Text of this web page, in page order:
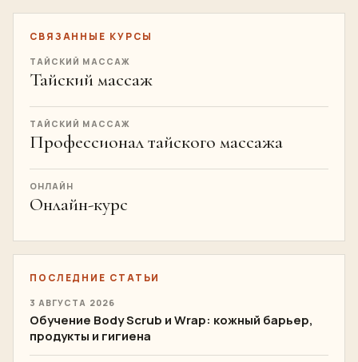
СВЯЗАННЫЕ КУРСЫ
ТАЙСКИЙ МАССАЖ
Тайский массаж
ТАЙСКИЙ МАССАЖ
Профессионал тайского массажа
ОНЛАЙН
Онлайн-курс
ПОСЛЕДНИЕ СТАТЬИ
3 АВГУСТА 2026
Обучение Body Scrub и Wrap: кожный барьер,
продукты и гигиена